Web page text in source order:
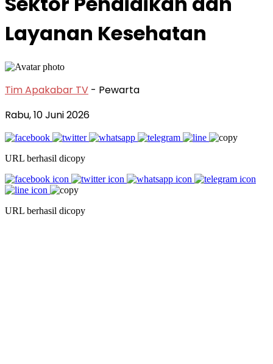
Layanan Kesehatan
Tim Apakabar TV - Pewarta
Rabu, 10 Juni 2026
URL berhasil dicopy
URL berhasil dicopy